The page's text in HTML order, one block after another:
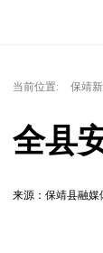
当前位置: 保靖
全县
来源：保靖县融媒